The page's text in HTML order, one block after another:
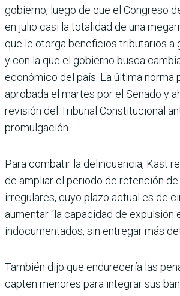
gobierno, luego de que el Congreso
en julio casi la totalidad de una
que le otorga beneficios tributarios a
y con la que el gobierno busca
económico del país. La última norma
aprobada el martes por el Senado y
revisión del Tribunal Constitucional
promulgación.
Para combatir la delincuencia, Kast
de ampliar el periodo de retención
irregulares, cuyo plazo actual es de
aumentar “la capacidad de expulsión
indocumentados, sin entregar más
También dijo que endurecería las
capten menores para integrar sus